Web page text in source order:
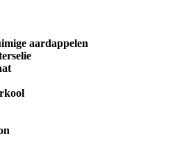
aardappelen